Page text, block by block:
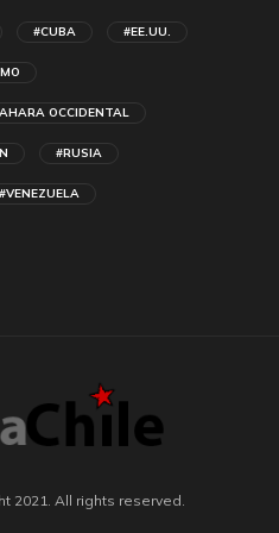
#CUBA #EE.UU.
OCCIDENTAL
#RUSIA
#VENEZUELA
2021. All rights reserved.